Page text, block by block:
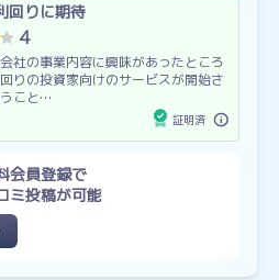
回りに期待
4
社の事業内容に興味があったところ
りの投資家向けのサービスが開始さ
こと…
証明済
会員登録で
ミ投稿が可能